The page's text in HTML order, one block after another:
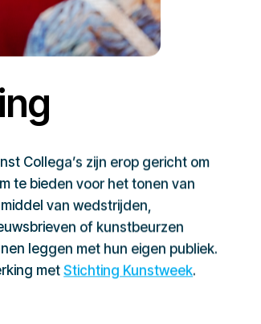
Collega’s zijn erop gericht om
te bieden voor het tonen van
van wedstrijden,
of kunstbeurzen
leggen met hun eigen publiek.
metStichting Kunstweek.